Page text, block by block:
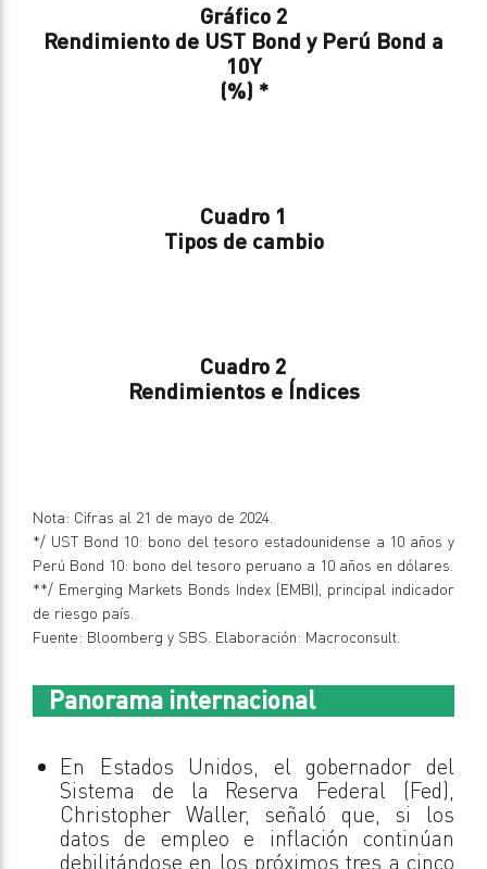
Gráfico 2
Rendimiento de UST Bond y Perú Bond a
10Y
(%) *
Cuadro 1
Tipos de cambio
Cuadro 2
Rendimientos e Índices
Nota: Cifras al 21 de mayo de 2024.
*/ UST Bond 10: bono del tesoro estadounidense a 10 años y
Perú Bond 10: bono del tesoro peruano a 10 años en dólares.
**/ Emerging Markets Bonds Index (EMBI), principal indicador
de riesgo país.
Fuente: Bloomberg y SBS. Elaboración: Macroconsult.
Panorama internacional
En Estados Unidos, el gobernador del
Sistema de la Reserva Federal (Fed),
Christopher Waller, señaló que, si los
datos de empleo e inflación continúan
debilitándose en los próximos tres a cinco